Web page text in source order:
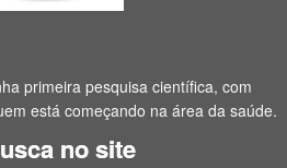
primeira pesquisa científica, com
está começando na área da saúde.
no site